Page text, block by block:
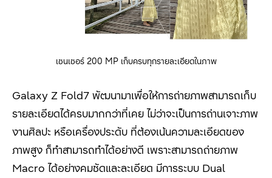
เซนเซอร์ 200 MP เก็บครบทุกรายละเอียดในภาพ
Galaxy Z Fold7 พัฒนามาเพื่อให้การถ่ายภาพสามารถเก็บ
รายละเอียดได้ครบมากกว่าที่เคย ไม่ว่าจะเป็นการถ่านเจาะภาพ
งานศิลปะ หรือเครื่องประดับ ที่ต้องเน้นความละเอียดของ
ภาพสูง ก็ทำสามารถทำได้อย่างดี เพราะสามารถถ่ายภาพ
Macro ได้อย่างคมชัดและละเอียด มีการระบบ Dual